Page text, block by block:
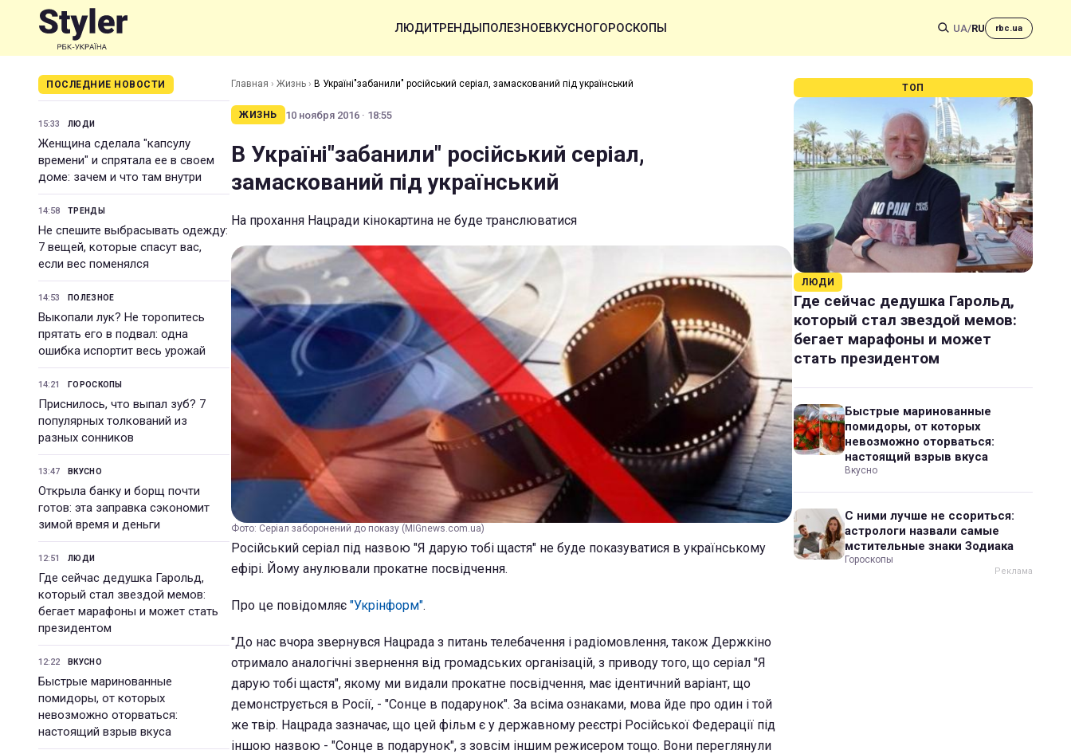
ЛЮДИТРЕНДЫПОЛЕЗНОЕВКУСНОГОРОСКОПЫ UA/RU rbc.ua
ПОСЛЕДНИЕ НОВОСТИ
15:33 ЛЮДИ
Женщина сделала "капсулу
времени" и спрятала ее в своем
доме: зачем и что там внутри
14:58 ТРЕНДЫ
Не спешите выбрасывать одежду:
7 вещей, которые спасут вас,
если вес поменялся
14:53 ПОЛЕЗНОЕ
Выкопали лук? Не торопитесь
прятать его в подвал: одна
ошибка испортит весь урожай
14:21 ГОРОСКОПЫ
Приснилось, что выпал зуб? 7
популярных толкований из
разных сонников
13:47 ВКУСНО
Открыла банку и борщ почти
готов: эта заправка сэкономит
зимой время и деньги
12:51 ЛЮДИ
Где сейчас дедушка Гарольд,
который стал звездой мемов:
бегает марафоны и может стать
президентом
12:22 ВКУСНО
Быстрые маринованные
помидоры, от которых
невозможно оторваться:
настоящий взрыв вкуса
Главная › Жизнь › В Україні"забанили" російський серіал, замаскований під український
ЖИЗНЬ 10 ноября 2016 · 18:55
В Україні"забанили" російський серіал,
замаскований під український
На прохання Нацради кінокартина не буде транслюватися
Фото: Серіал заборонений до показу (MIGnews.com.ua)
Російський серіал під назвою "Я дарую тобі щастя" не буде показуватися в українському
ефірі. Йому анулювали прокатне посвідчення.
Про це повідомляє "Укрінформ".
"До нас вчора звернувся Нацрада з питань телебачення і радіомовлення, також Держкіно
отримало аналогічні звернення від громадських організацій, з приводу того, що серіал "Я
дарую тобі щастя", якому ми видали прокатне посвідчення, має ідентичний варіант, що
демонструється в Росії, - "Сонце в подарунок". За всіма ознаками, мова йде про один і той
же твір. Нацрада зазначає, що цей фільм є у державному реєстрі Російської Федерації під
іншою назвою - "Сонце в подарунок", з зовсім іншим режисером тощо. Вони переглянули
ТОП
ЛЮДИ
Где сейчас дедушка Гарольд,
который стал звездой мемов:
бегает марафоны и может
стать президентом
Быстрые маринованные
помидоры, от которых
невозможно оторваться:
настоящий взрыв вкуса
Вкусно
С ними лучше не ссориться:
астрологи назвали самые
мстительные знаки Зодиака
Гороскопы